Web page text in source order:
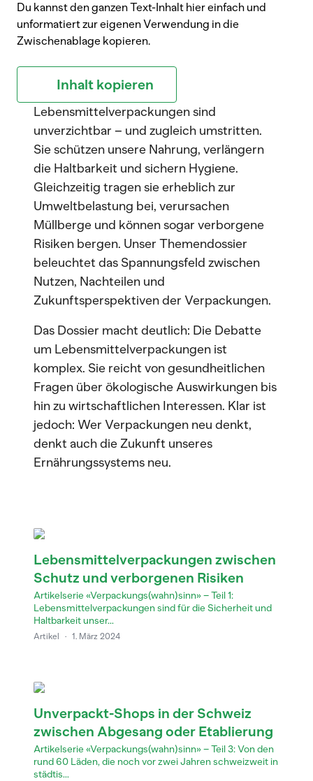
Du kannst den ganzen Text-Inhalt hier einfach und
unformatiert zur eigenen Verwendung in die
Zwischenablage kopieren.
Inhalt kopieren
Lebensmittelverpackungen sind
unverzichtbar – und zugleich umstritten.
Sie schützen unsere Nahrung, verlängern
die Haltbarkeit und sichern Hygiene.
Gleichzeitig tragen sie erheblich zur
Umweltbelastung bei, verursachen
Müllberge und können sogar verborgene
Risiken bergen. Unser Themendossier
beleuchtet das Spannungsfeld zwischen
Nutzen, Nachteilen und
Zukunftsperspektiven der Verpackungen.
Das Dossier macht deutlich: Die Debatte
um Lebensmittelverpackungen ist
komplex. Sie reicht von gesundheitlichen
Fragen über ökologische Auswirkungen bis
hin zu wirtschaftlichen Interessen. Klar ist
jedoch: Wer Verpackungen neu denkt,
denkt auch die Zukunft unseres
Ernährungssystems neu.
Lebensmittelverpackungen zwischen
Schutz und verborgenen Risiken
Artikelserie «Verpackungs(wahn)sinn» – Teil 1:
Lebensmittelverpackungen sind für die Sicherheit und
Haltbarkeit unser...
Artikel · 1. März 2024
Unverpackt-Shops in der Schweiz
zwischen Abgesang oder Etablierung
Artikelserie «Verpackungs(wahn)sinn» – Teil 3: Von den
rund 60 Läden, die noch vor zwei Jahren schweizweit in
städtis...